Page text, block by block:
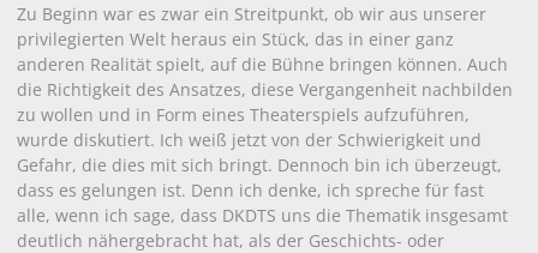
Zu Beginn war es zwar ein Streitpunkt, ob wir aus unserer
privilegierten Welt heraus ein Stück, das in einer ganz
anderen Realität spielt, auf die Bühne bringen können. Auch
die Richtigkeit des Ansatzes, diese Vergangenheit nachbilden
zu wollen und in Form eines Theaterspiels aufzuführen,
wurde diskutiert. Ich weiß jetzt von der Schwierigkeit und
Gefahr, die dies mit sich bringt. Dennoch bin ich überzeugt,
dass es gelungen ist. Denn ich denke, ich spreche für fast
alle, wenn ich sage, dass DKDTS uns die Thematik insgesamt
deutlich nähergebracht hat, als der Geschichts- oder